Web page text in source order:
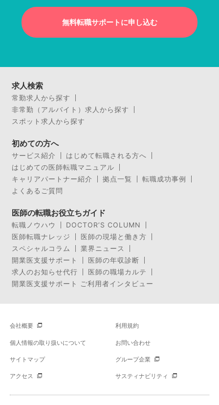
無料転職サポートに申し込む
求人検索
常勤求人から探す
非常勤（アルバイト）求人から探す
スポット求人から探す
初めての方へ
サービス紹介
はじめて転職される方へ
はじめての医師転職マニュアル
キャリアパートナー紹介
拠点一覧
転職成功事例
よくあるご質問
医師の転職お役立ちガイド
転職ノウハウ
DOCTOR’S COLUMN
医師転職ナレッジ
医師の現場と働き方
スペシャルコラム
業界ニュース
開業医支援サポート
医師の年収診断
求人のお知らせ代行
医師の職場カルテ
開業医支援サポート ご利用者インタビュー
会社概要 利用規約
個人情報の取り扱いについて お問い合わせ
サイトマップ グループ企業
アクセス サスティナビリティ